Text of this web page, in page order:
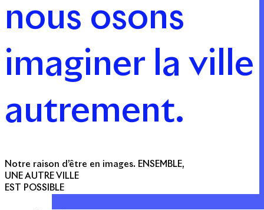
nous osons
imaginer la ville
autrement.
Notre raison d’être en images. ENSEMBLE,
UNE AUTRE VILLE
EST POSSIBLE